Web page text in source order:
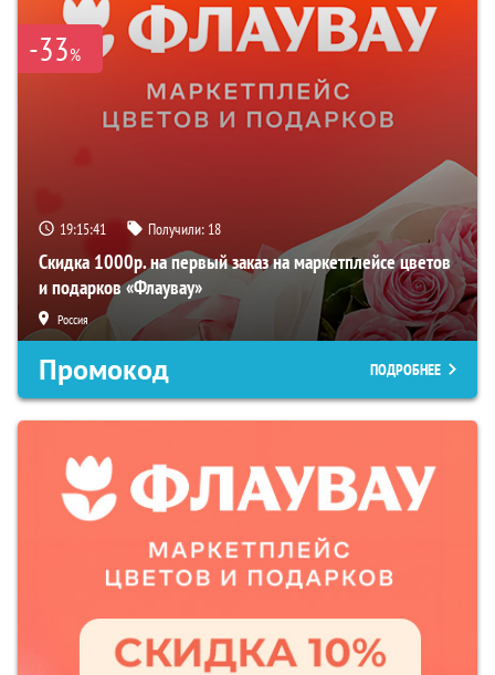
-33%
19:15:40 Получили: 18
Скидка 1000р. на первый заказ на маркетплейсе цветов
и подарков «Флаувау»
Россия
Промокод ПОДРОБНЕЕ